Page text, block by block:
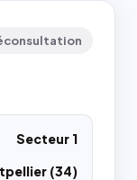
Secteur 1
(34)